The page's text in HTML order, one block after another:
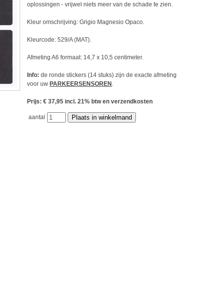
oplossingen - vrijwel niets meer van de schade te zien.
Kleur omschrijving: Grigio Magnesio Opaco.
Kleurcode: 529/A (MAT).
Afmeting A6 formaat: 14,7 x 10,5 centimeter.
Info: de ronde stickers (14 stuks) zijn de exacte afmeting
voor uw PARKEERSENSOREN .
Prijs: € 37,95 incl. 21% btw en verzendkosten
aantal